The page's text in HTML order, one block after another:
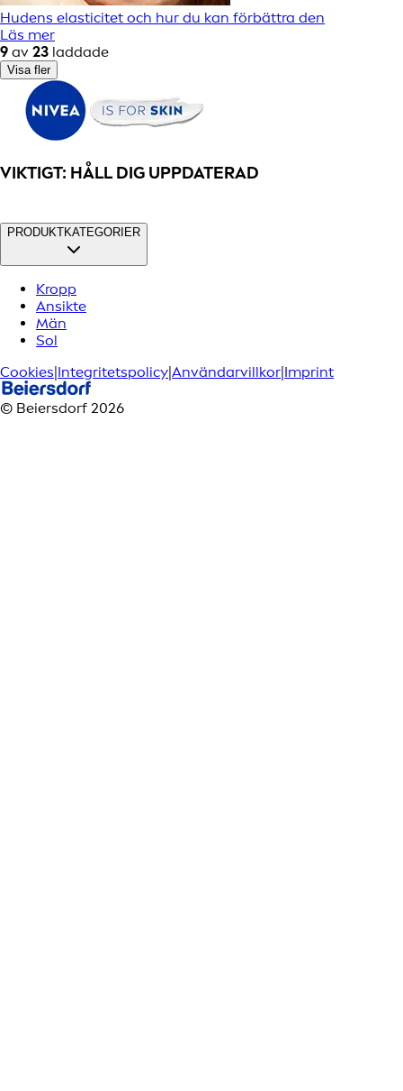
Hudens elasticitet och hur du kan förbättra den
Läs mer
9 av 23 laddade
Visa fler
VIKTIGT: HÅLL DIG UPPDATERAD
PRODUKTKATEGORIER
Kropp
Ansikte
Män
Sol
Cookies Integritetspolicy Användarvillkor Imprint
© Beiersdorf 2026